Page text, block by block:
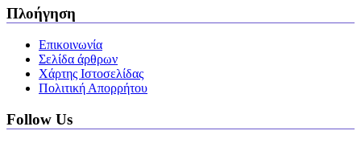
Πλοήγηση
Επικοινωνία
Σελίδα άρθρων
Χάρτης Ιστοσελίδας
Πολιτική Απορρήτου
Follow Us